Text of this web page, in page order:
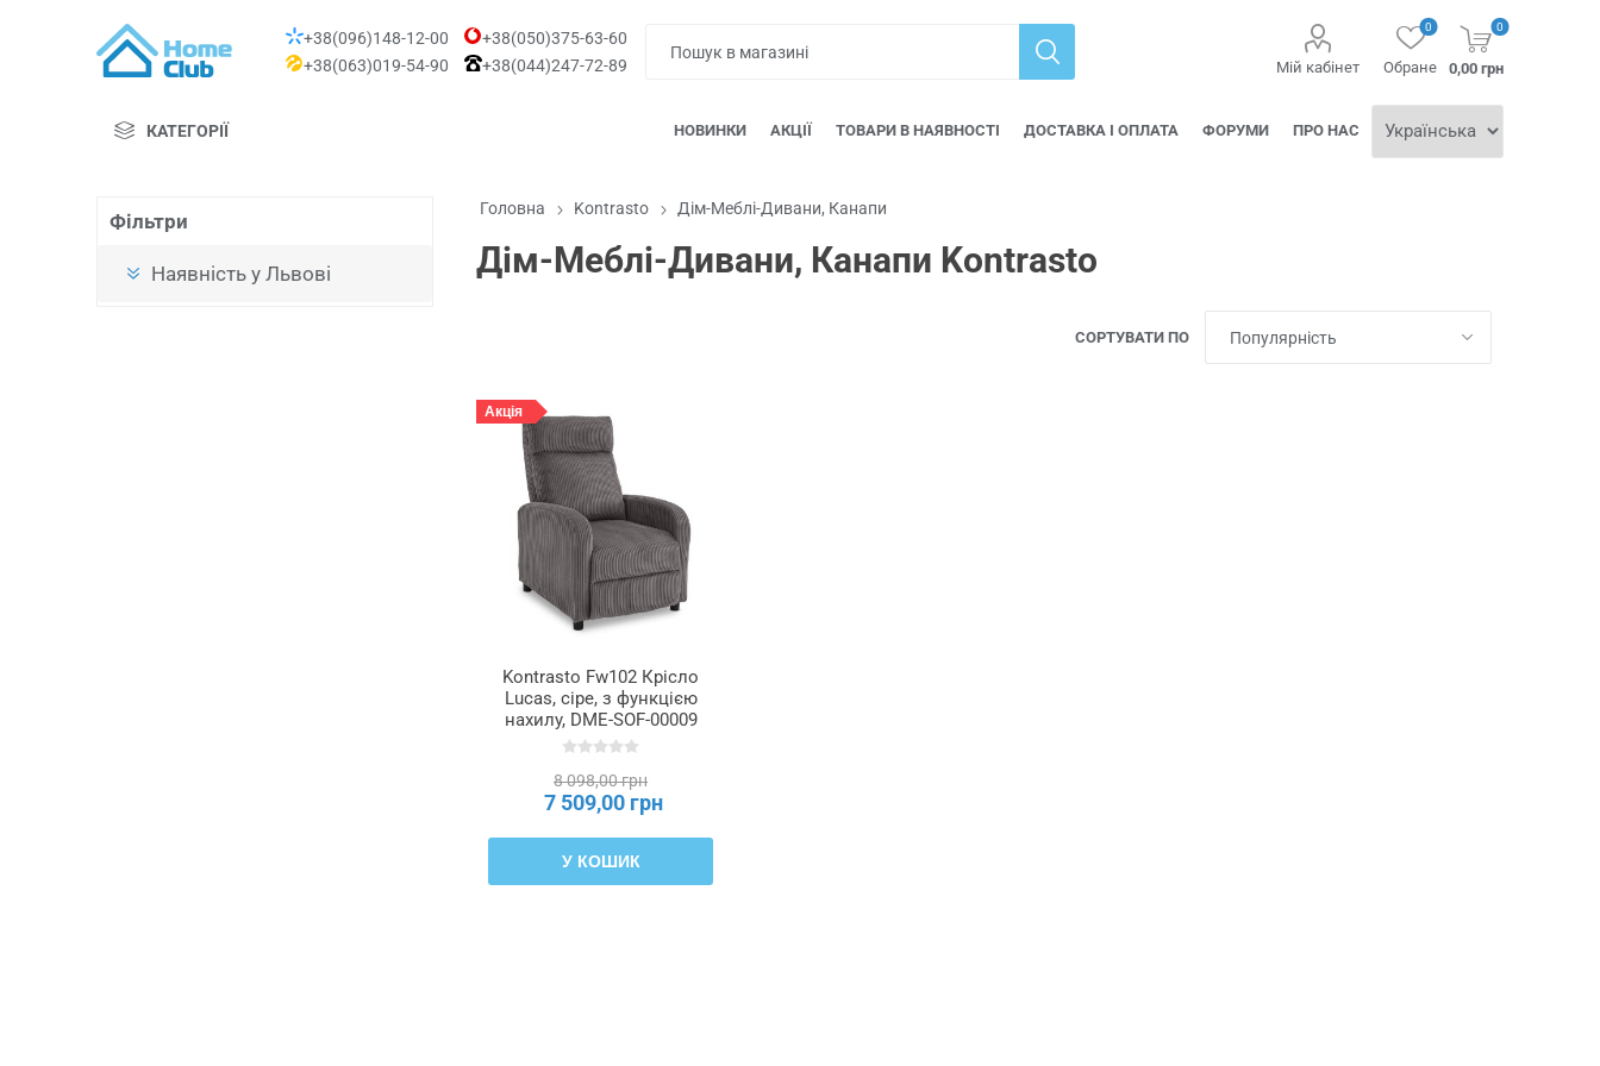
+38(096)148-12-00
+38(050)375-63-60
+38(063)019-54-90
+38(044)247-72-89 Мій кабінет Обране
0 0
0,00 грн
КАТЕГОРІЇ НОВИНКИ АКЦІЇ ТОВАРИ В НАЯВНОСТІ ДОСТАВКА І ОПЛАТА ФОРУМИ ПРО НАС
Фільтри
Наявність у Львові
Головна Kontrasto Дім-Меблі-Дивани, Канапи
Дім-Меблі-Дивани, Канапи Kontrasto
СОРТУВАТИ ПО
Акція
Kontrasto Fw102 Крісло
Lucas, сіре, з функцією
нахилу, DME-SOF-00009
8 098,00 грн
7 509,00 грн
У КОШИК